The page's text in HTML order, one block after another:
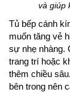
và giúp
Tủ bếp cánh
muốn tăng vẻ
sự nhẹ nhàng.
trang trí hoặc
thêm chiều
bên trong nên